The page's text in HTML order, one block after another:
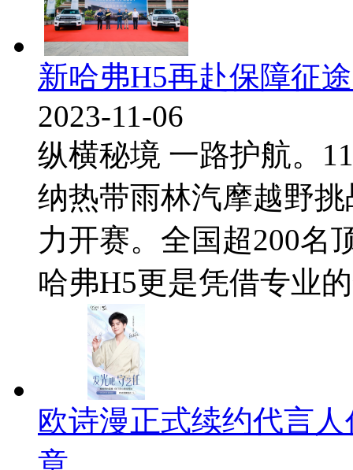
新哈弗H5再赴保障征
2023-11-06
纵横秘境 一路护航。
纳热带雨林汽摩越野
力开赛。全国超200名
哈弗H5更是凭借专业
欧诗漫正式续约代言